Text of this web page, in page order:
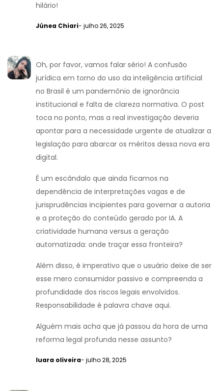
hilário!
Júnea Chiari- julho 26, 2025
Oh, por favor, vamos falar sério! A confusão
jurídica em torno do uso da inteligência artificial
no Brasil é um pandemônio de ignorância
institucional e falta de clareza normativa. O post
toca no ponto, mas a real investigação deveria
apontar para a necessidade urgente de atualizar a
legislação para abarcar os méritos dessa nova era
digital.
É um escândalo que ainda ficamos na
dependência de interpretações vagas e de
jurisprudências incipientes para governar a autoria
e a proteção do conteúdo gerado por IA. A
criatividade humana versus a geração
automatizada: onde traçar essa fronteira?
Além disso, é imperativo que o usuário deixe de ser
esse mero consumidor passivo e compreenda a
profundidade dos riscos legais envolvidos.
Responsabilidade é palavra chave aqui.
Alguém mais acha que já passou da hora de uma
reforma legal profunda nesse assunto?
luara oliveira- julho 28, 2025